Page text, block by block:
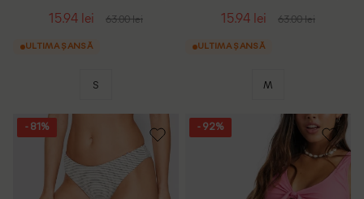
15.94 lei 63.00 lei
ULTIMA ȘANSĂ
S
15.94 lei 63.00 lei
ULTIMA ȘANSĂ
M
- 81% - 92%